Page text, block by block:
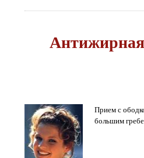
Прием с
большим